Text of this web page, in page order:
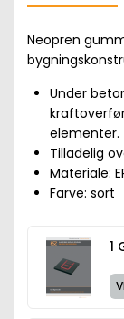
Neopren
Under
elementer.
Tilladelig
Materiale:
Farve: sort
1